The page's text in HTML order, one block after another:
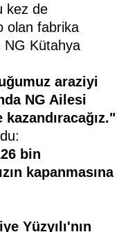
kez de
olan fabrika
NG Kütahya
araziyi
NG Ailesi
bin
kapanmasına
Yüzyılı'nın